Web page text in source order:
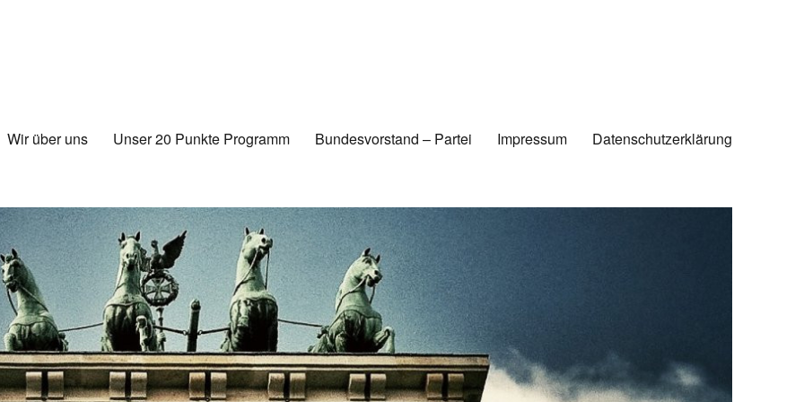
Wir über uns Unser 20 Punkte Programm Bundesvorstand – Partei Impressum Datenschutzerklärung